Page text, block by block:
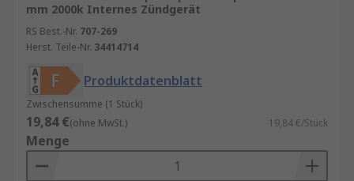
mm 2000k Internes Zündgerät
RS Best.-Nr. 707-269
Herst. Teile-Nr. 34414714
Produktdatenblatt
Zwischensumme (1 Stück)
19,84 €(ohne MwSt.) 19,84 €/Stück
Menge